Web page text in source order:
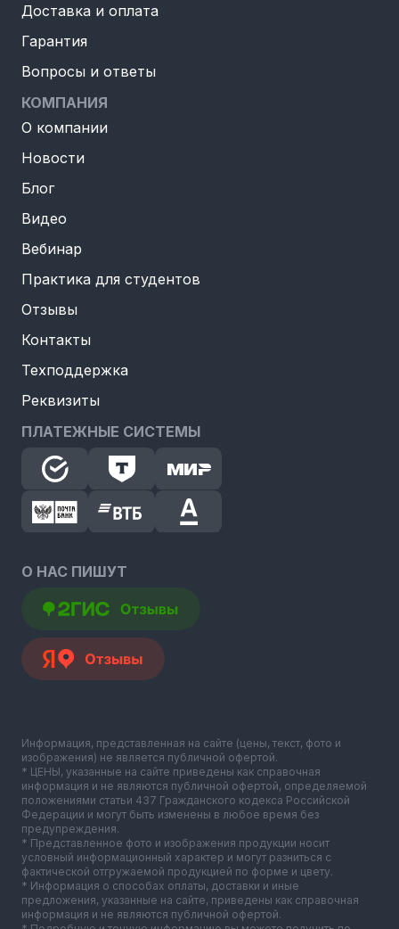
Доставка и оплата
Гарантия
Вопросы и ответы
КОМПАНИЯ
О компании
Новости
Блог
Видео
Вебинар
Практика для студентов
Отзывы
Контакты
Техподдержка
Реквизиты
ПЛАТЕЖНЫЕ СИСТЕМЫ
О НАС ПИШУТ
Информация, представленная на сайте (цены, текст, фото и
изображения) не является публичной офертой.
* ЦЕНЫ, указанные на сайте приведены как справочная
информация и не являются публичной офертой, определяемой
положениями статьи 437 Гражданского кодекса Российской
Федерации и могут быть изменены в любое время без
предупреждения.
* Представленное фото и изображения продукции носит
условный информационный характер и могут разниться с
фактической отгружаемой продукцией по форме и цвету.
* Информация о способах оплаты, доставки и иные
предложения, указанные на сайте, приведены как справочная
информация и не являются публичной офертой.